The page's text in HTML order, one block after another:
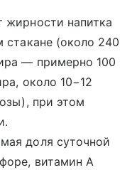
жирности напитка
стакане (около 240
— примерно 100
около 10−12
при этом
доля суточной
витамин A